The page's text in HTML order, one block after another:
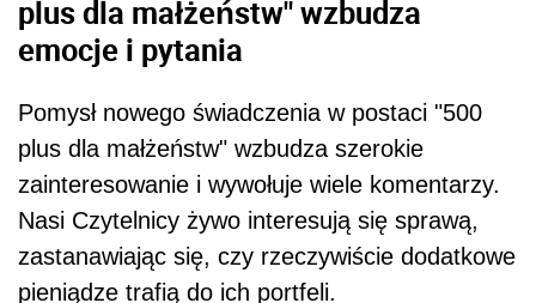
plus dla małżeństw" wzbudza
emocje i pytania
Pomysł nowego świadczenia w postaci "500
plus dla małżeństw" wzbudza szerokie
zainteresowanie i wywołuje wiele komentarzy.
Nasi Czytelnicy żywo interesują się sprawą,
zastanawiając się, czy rzeczywiście dodatkowe
pieniądze trafią do ich portfeli.